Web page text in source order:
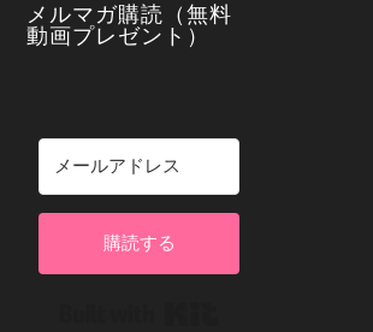
メルマガ購読（無料
動画プレゼント）
購読する